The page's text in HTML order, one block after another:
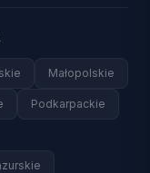
Małopolskie
Podkarpackie